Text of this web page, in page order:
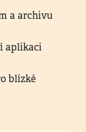
a archivu
aplikaci
blízké